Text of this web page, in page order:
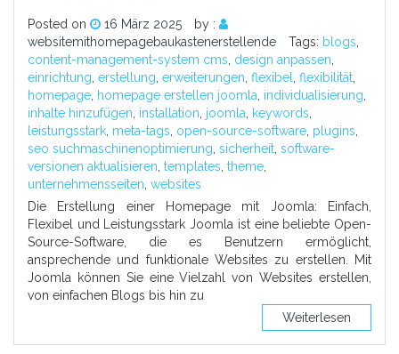
Posted on 16 März 2025
by :
websitemithomepagebaukastenerstellende
Tags: blogs,
content-management-system cms, design anpassen,
einrichtung, erstellung, erweiterungen, flexibel, flexibilität,
homepage, homepage erstellen joomla, individualisierung,
inhalte hinzufügen, installation, joomla, keywords,
leistungsstark, meta-tags, open-source-software, plugins,
seo suchmaschinenoptimierung, sicherheit, software-
versionen aktualisieren, templates, theme,
unternehmensseiten, websites
Die Erstellung einer Homepage mit Joomla: Einfach,
Flexibel und Leistungsstark Joomla ist eine beliebte Open-
Source-Software, die es Benutzern ermöglicht,
ansprechende und funktionale Websites zu erstellen. Mit
Joomla können Sie eine Vielzahl von Websites erstellen,
von einfachen Blogs bis hin zu
Weiterlesen